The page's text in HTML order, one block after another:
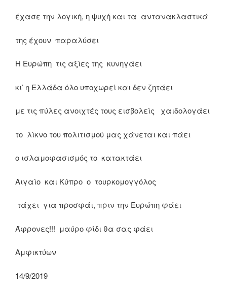
έχασε την λογική, η ψυχή και τα αντανακλαστικά
της έχουν παραλύσει
Η Ευρώπη τις αξίες της κυνηγάει
κι’ η Ελλάδα όλο υποχωρεί και δεν ζητάει
με τις πύλες ανοιχτές τους εισβολείς χαιδολογάει
το λίκνο του πολιτισμού μας χάνεται και πάει
ο ισλαμοφασισμός το κατακτάει
Αιγαίο και Κύπρο ο τουρκομογγόλος
τάχει για προσφάι, πριν την Ευρώπη φάει
Άφρονες!!! μαύρο φίδι θα σας φάει
Αμφικτύων
14/9/2019